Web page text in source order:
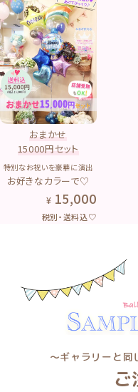
おまかせ
15000円セット
特別なお祝いを豪華に演出
お好きなカラーで♡
15,000
税別・送料込♡
〜ギャラリーと同
ご